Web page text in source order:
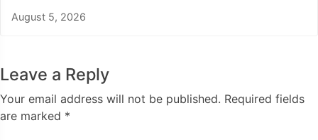
August 5, 2026
Leave a Reply
Your email address will not be published. Required fields
are marked *